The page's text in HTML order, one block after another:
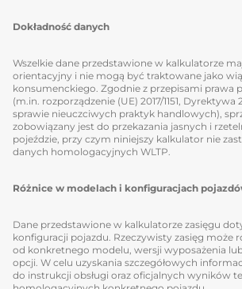
Dokładność danych
Wszelkie dane przedstawione w kalkulatorze
orientacyjny i nie mogą być traktowane jako
konsumenckiego. Zgodnie z przepisami prawa
(m.in. rozporządzenie (UE) 2017/1151, Dyrektywa
sprawie nieuczciwych praktyk handlowych),
zobowiązany jest do przekazania jasnych i
pojeździe, przy czym niniejszy kalkulator nie
danych homologacyjnych WLTP.
Różnice w modelach i konfiguracjach
Dane przedstawione w kalkulatorze zasięgu
konfiguracji pojazdu. Rzeczywisty zasięg może
od konkretnego modelu, wersji wyposażenia
opcji. W celu uzyskania szczegółowych
do instrukcji obsługi oraz oficjalnych wyników